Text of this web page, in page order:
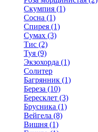
Скумпия (1)
Сосна (1)
Спирея (1)
Сумах (3)
Тис (2)
Туя (9)
Экзохорда (1)
Солитер
Багрянник (1)
Береза (10)
Бересклет (3)
Брусника (1)
Вейгела (8)
Вишня (1)